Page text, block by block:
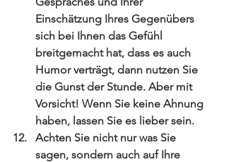
Einschätzung Ihres Gegenübers
sich bei Ihnen das Gefühl
breitgemacht hat, dass es auch
Humor verträgt, dann nutzen Sie
die Gunst der Stunde. Aber mit
Vorsicht! Wenn Sie keine Ahnung
haben, lassen Sie es lieber sein.
Achten Sie nicht nur was Sie
sagen, sondern auch auf Ihre